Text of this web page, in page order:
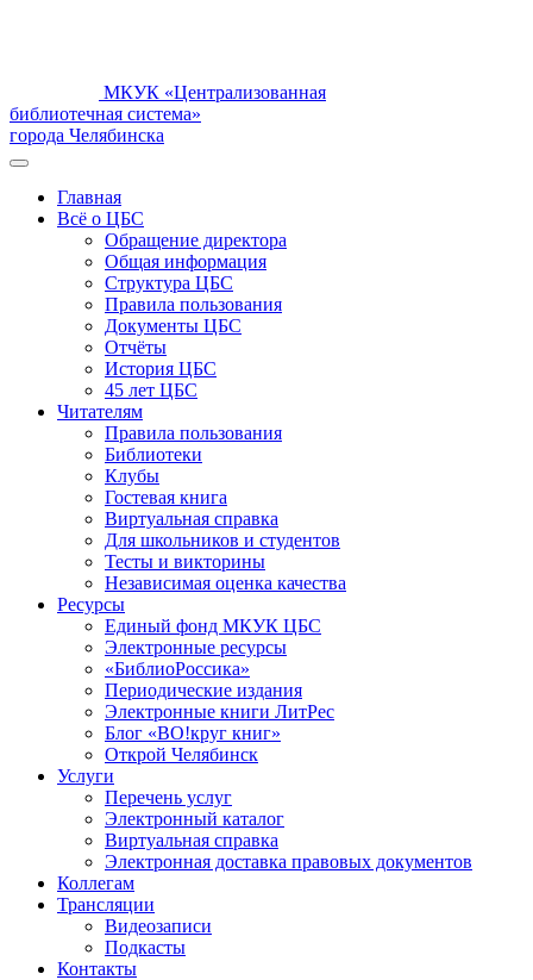
МКУК «Централизованная
библиотечная система»
города Челябинска
Главная
Всё о ЦБС
Обращение директора
Общая информация
Структура ЦБС
Правила пользования
Документы ЦБС
Отчёты
История ЦБС
45 лет ЦБС
Читателям
Правила пользования
Библиотеки
Клубы
Гостевая книга
Виртуальная справка
Для школьников и студентов
Тесты и викторины
Независимая оценка качества
Ресурсы
Единый фонд МКУК ЦБС
Электронные ресурсы
«БиблиоРоссика»
Периодические издания
Электронные книги ЛитРес
Блог «ВО!круг книг»
Открой Челябинск
Услуги
Перечень услуг
Электронный каталог
Виртуальная справка
Электронная доставка правовых документов
Коллегам
Трансляции
Видеозаписи
Подкасты
Контакты